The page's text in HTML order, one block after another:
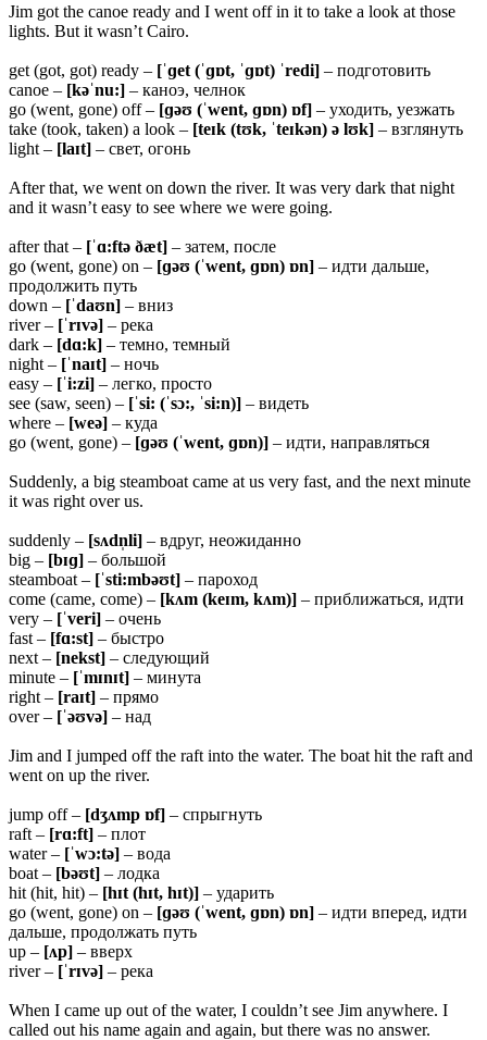
Jim got the canoe ready and I went off in it to take a look at those
lights. But it wasn’t Cairo.
get (got, got) ready – [ˈɡet (ˈɡɒt, ˈɡɒt) ˈredi] – подготовить
canoe – [kəˈnu:] – каноэ, челнок
go (went, gone) off – [ɡəʊ (ˈwent, ɡɒn) ɒf] – уходить, уезжать
take (took, taken) a look – [teɪk (tʊk, ˈteɪkən) ə lʊk] – взглянуть
light – [laɪt] – свет, огонь
After that, we went on down the river. It was very dark that night
and it wasn’t easy to see where we were going.
after that – [ˈɑ:ftə ðæt] – затем, после
go (went, gone) on – [ɡəʊ (ˈwent, ɡɒn) ɒn] – идти дальше,
продолжить путь
down – [ˈdaʊn] – вниз
river – [ˈrɪvə] – река
dark – [dɑ:k] – темно, темный
night – [ˈnaɪt] – ночь
easy – [ˈi:zi] – легко, просто
see (saw, seen) – [ˈsi: (ˈsɔ:, ˈsi:n)] – видеть
where – [weə] – куда
go (went, gone) – [ɡəʊ (ˈwent, ɡɒn)] – идти, направляться
Suddenly, a big steamboat came at us very fast, and the next minute
it was right over us.
suddenly – [sʌdn̩li] – вдруг, неожиданно
big – [bɪɡ] – большой
steamboat – [ˈsti:mbəʊt] – пароход
come (came, come) – [kʌm (keɪm, kʌm)] – приближаться, идти
very – [ˈveri] – очень
fast – [fɑ:st] – быстро
next – [nekst] – следующий
minute – [ˈmɪnɪt] – минута
right – [raɪt] – прямо
over – [ˈəʊvə] – над
Jim and I jumped off the raft into the water. The boat hit the raft and
went on up the river.
jump off – [dʒʌmp ɒf] – спрыгнуть
raft – [rɑ:ft] – плот
water – [ˈwɔ:tə] – вода
boat – [bəʊt] – лодка
hit (hit, hit) – [hɪt (hɪt, hɪt)] – ударить
go (went, gone) on – [ɡəʊ (ˈwent, ɡɒn) ɒn] – идти вперед, идти
дальше, продолжать путь
up – [ʌp] – вверх
river – [ˈrɪvə] – река
When I came up out of the water, I couldn’t see Jim anywhere. I
called out his name again and again, but there was no answer.